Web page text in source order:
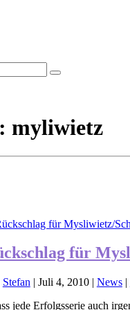
myliwietz
für
Stefan | Juli 4, 2010| News|
jede Erfolgsserie auch